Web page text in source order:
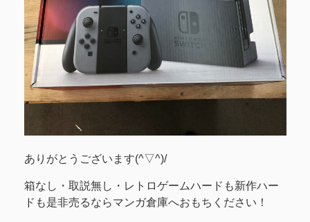
ありがとうございます(^▽^)/
箱なし・取説無し・レトロゲームハードも新作ハー
ドも是非売るならマンガ倉庫へおもちください！